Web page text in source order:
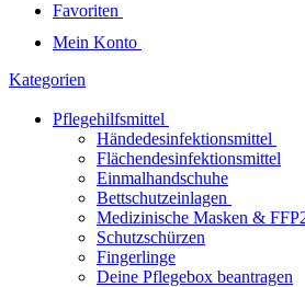
Favoriten
Mein Konto
Kategorien
Pflegehilfsmittel
Händedesinfektionsmittel
Flächendesinfektionsmittel
Einmalhandschuhe
Bettschutzeinlagen
Medizinische Masken &
Schutzschürzen
Fingerlinge
Deine Pflegebox beantragen